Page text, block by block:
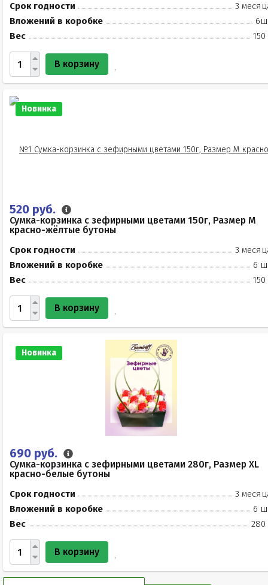
Срок годности
3
Вложений в коробке
Вес
150
В корзину
Новинка
520 руб.
Сумка-корзинка с зефирными цветами 150г, Размер М
красно-жёлтые бутоны
Срок годности
3
Вложений в коробке
6
Вес
150
В корзину
Новинка
690 руб.
Сумка-корзинка с зефирными цветами 280г, Размер XL
красно-белые бутоны
Срок годности
3
Вложений в коробке
6
Вес
280
В корзину